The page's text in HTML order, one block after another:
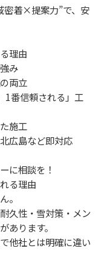
密着×提案力”で、安
理由
み
両立
1番信頼される」工
施工
広島など即対応
に相談を！
る理由
。
久性・雪対策・メン
あります。
他社とは明確に違い